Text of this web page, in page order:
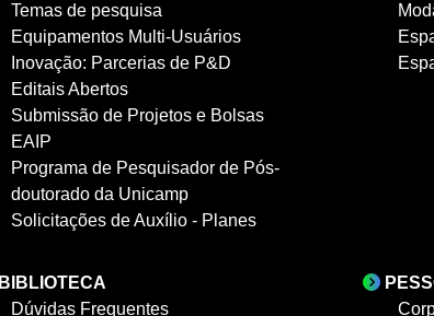
Temas de pesquisa
Equipamentos Multi-Usuários
Inovação: Parcerias de P&D
Editais Abertos
Submissão de Projetos e Bolsas
EAIP
Programa de Pesquisador de Pós-
doutorado da Unicamp
Solicitações de Auxílio - Planes
BIBLIOTECA
Dúvidas Frequentes